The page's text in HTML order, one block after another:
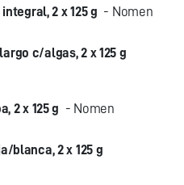
2 x 125 g - Nomen
c/algas, 2 x 125 g
2 x 125 g - Nomen
blanca, 2 x 125 g